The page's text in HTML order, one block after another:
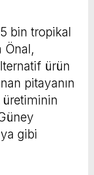
bin tropikal
Önal,
ürün
pitayanın
gibi